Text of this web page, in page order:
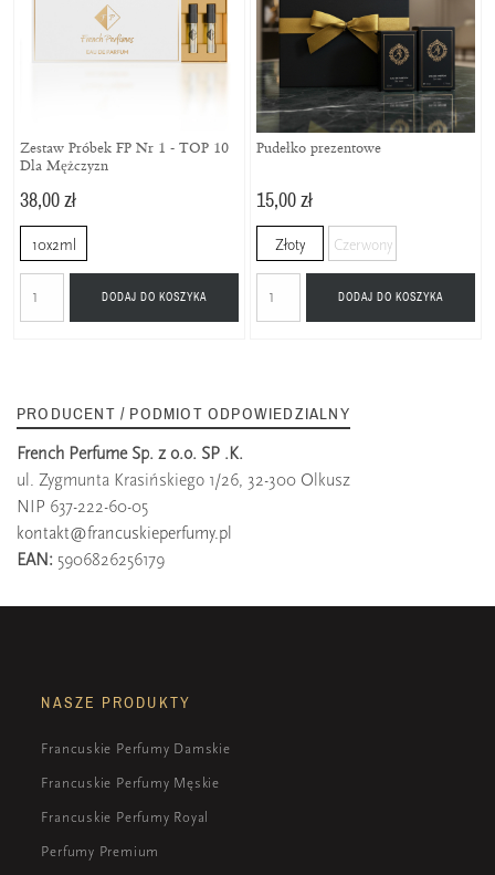
Zestaw Próbek FP Nr 1 - TOP 10
Dla Mężczyzn
38,00 zł
10x2ml
DODAJ DO KOSZYKA
Pudełko prezentowe
15,00 zł
Złoty Czerwony
DODAJ DO KOSZYKA
PRODUCENT / PODMIOT ODPOWIEDZIALNY
French Perfume Sp. z o.o. SP .K.
ul. Zygmunta Krasińskiego 1/26, 32-300 Olkusz
NIP 637-222-60-05
kontakt@francuskieperfumy.pl
EAN: 5906826256179
NASZE PRODUKTY
Francuskie Perfumy Damskie
Francuskie Perfumy Męskie
Francuskie Perfumy Royal
Perfumy Premium